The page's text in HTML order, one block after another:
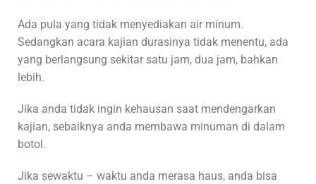
Ada pula yang tidak menyediakan air minum.
Sedangkan acara kajian durasinya tidak menentu, ada
yang berlangsung sekitar satu jam, dua jam, bahkan
lebih.
Jika anda tidak ingin kehausan saat mendengarkan
kajian, sebaiknya anda membawa minuman di dalam
botol.
Jika sewaktu – waktu anda merasa haus, anda bisa